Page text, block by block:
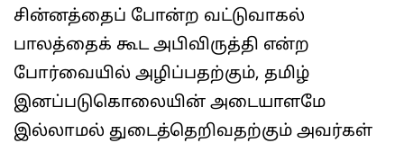
சின்னத்தைப் போன்ற வட்டுவாகல்
பாலத்தைக் கூட அபிவிருத்தி என்ற
போர்வையில் அழிப்பதற்கும், தமிழ்
இனப்படுகொலையின் அடையாளமே
இல்லாமல் துடைத்தெறிவதற்கும் அவர்கள்